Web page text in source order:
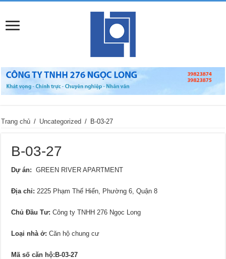
Trang chủ / Uncategorized / B-03-27
B-03-27
Dự án: GREEN RIVER APARTMENT
Địa chỉ: 2225 Phạm Thế Hiển, Phường 6, Quận 8
Chủ Đầu Tư: Công ty TNHH 276 Ngọc Long
Loại nhà ở: Căn hộ chung cư
Mã số căn hộ:B-03-27